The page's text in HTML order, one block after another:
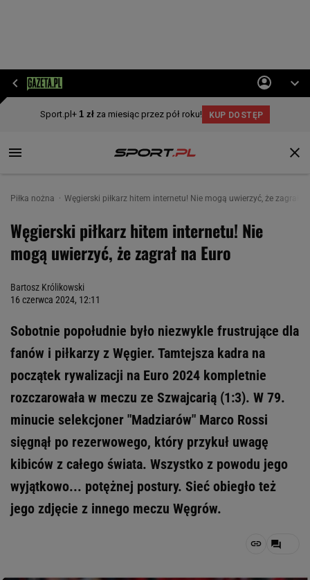
Piłka nożna Węgierski piłkarz hitem internetu! Nie mogą uwierzyć, że zagrał
Węgierski piłkarz hitem internetu! Nie
mogą uwierzyć, że zagrał na Euro
Bartosz Królikowski
16 czerwca 2024, 12:11
Sobotnie popołudnie było niezwykle frustrujące dla
fanów i piłkarzy z Węgier. Tamtejsza kadra na
początek rywalizacji na Euro 2024 kompletnie
rozczarowała w meczu ze Szwajcarią (1:3). W 79.
minucie selekcjoner "Madziarów" Marco Rossi
sięgnął po rezerwowego, który przykuł uwagę
kibiców z całego świata. Wszystko z powodu jego
wyjątkowo... potężnej postury. Sieć obiegło też
jego zdjęcie z innego meczu Węgrów.